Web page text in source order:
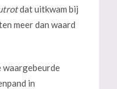
dat uitkwam bij
meer dan waard
waargebeurde
in